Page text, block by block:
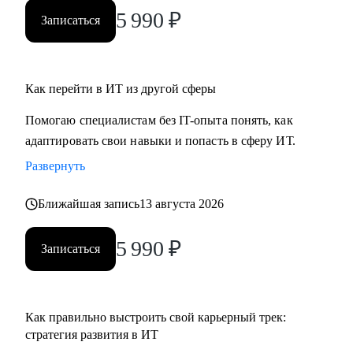
ты новичок и только определяешься с выбором, я проведу
для тебя обзор на самые востребованные профессии в
Записаться 5 990 ₽
Как перейти в ИТ из другой сферы
Помогаю специалистам без IT-опыта понять, как
адаптировать свои навыки и попасть в сферу ИТ.
Развернуть
Ближайшая запись13 августа 2026
Записаться 5 990 ₽
Как правильно выстроить свой карьерный трек:
стратегия развития в ИТ